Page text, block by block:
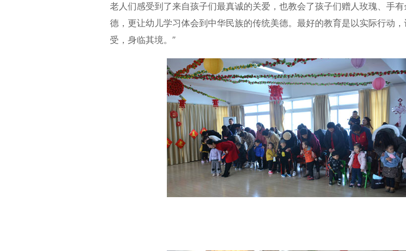
老人们感受到了来自孩子们最真诚的关爱，也教会了孩子们赠人玫瑰、手
德，更让幼儿学习体会到中华民族的传统美德。最好的教育是以实际行动
受，身临其境。”